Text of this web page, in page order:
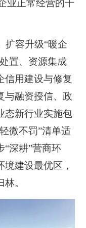
业正常经营的干
扩容升级“暖企
置、资源集成
信用建设与修复
与融资授信、政
态新行业实施包
微不罚”清单适
深耕”营商环
建设最优区，
。